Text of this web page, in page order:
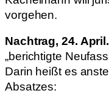
vorgehen.
Nachtrag, 24. April.
„berichtigte
Darin heißt es
Absatzes: